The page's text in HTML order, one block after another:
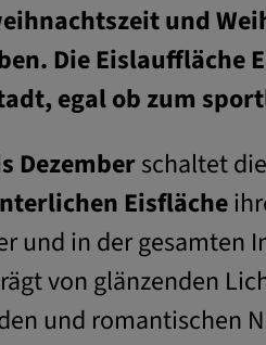
und
Die Eislauffläche
egal ob zum
Dezemberschaltet
Eisfläche
und in der gesamten
von glänzenden
und romantischen